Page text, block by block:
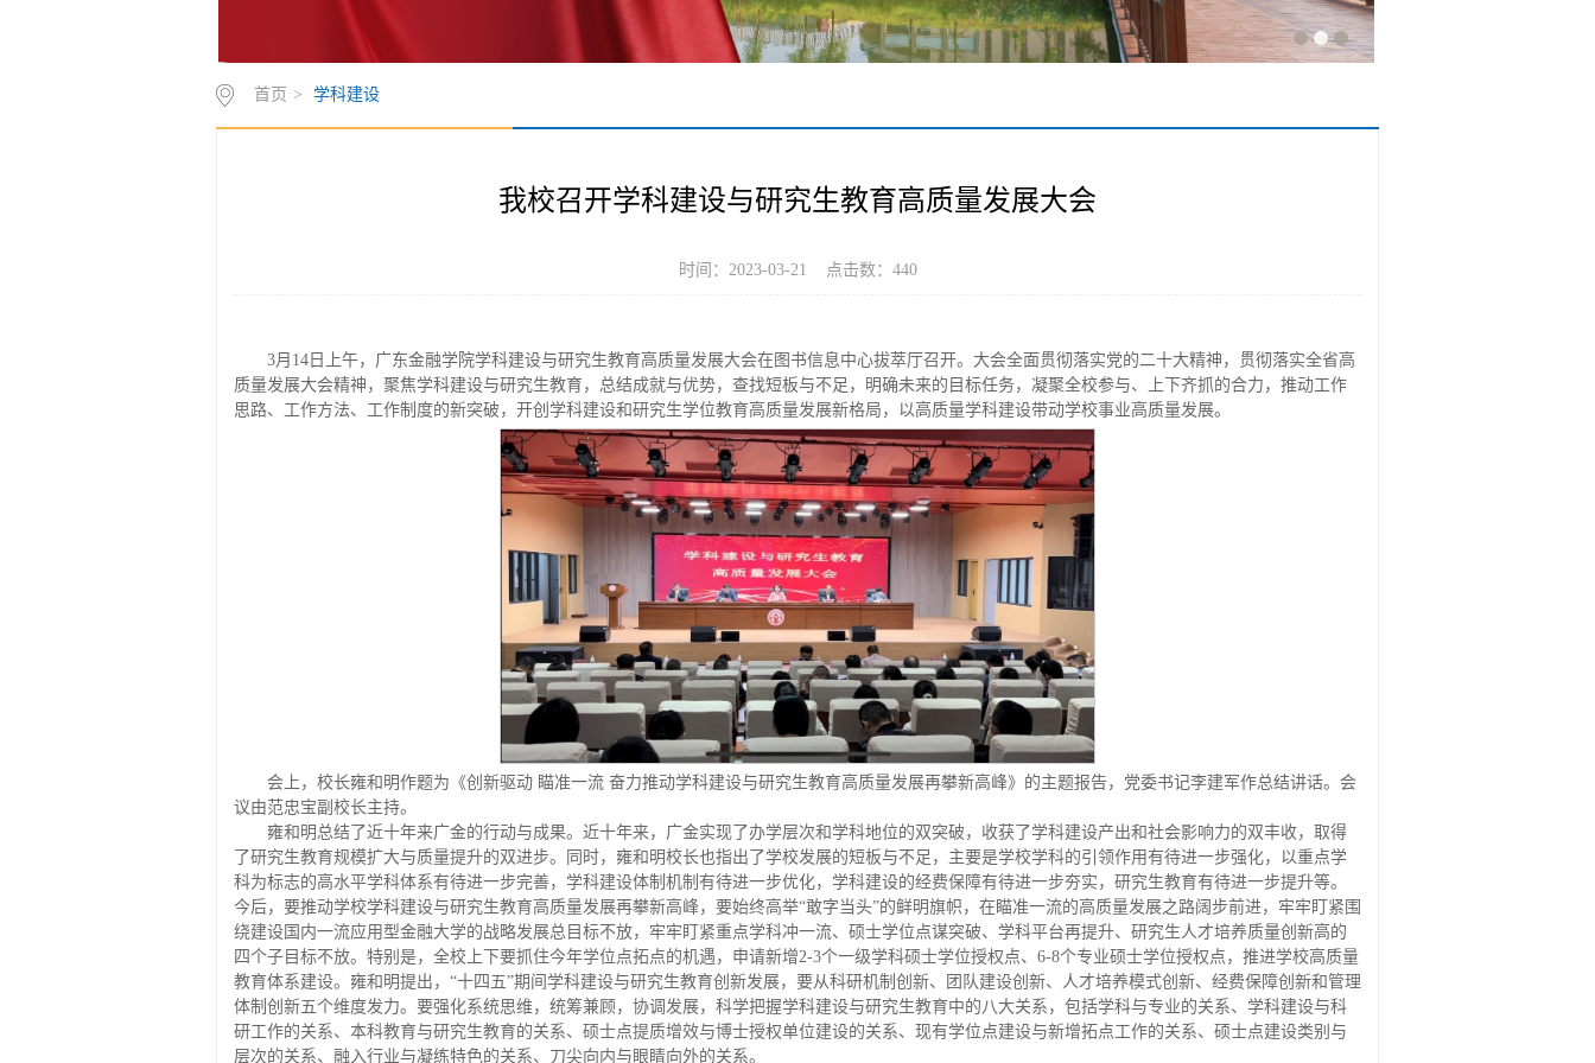
首页 > 学科建设
我校召开学科建设与研究生教育高质量发展大会
时间：2023-03-21 点击数： 440
3月14日上午，广东金融学院学科建设与研究生教育高质量发展大会在图书信息中心拔萃厅召开。大会全面贯彻落实党的二十大精神，贯彻落实全省高
质量发展大会精神，聚焦学科建设与研究生教育，总结成就与优势，查找短板与不足，明确未来的目标任务，凝聚全校参与、上下齐抓的合力，推动工作
思路、工作方法、工作制度的新突破，开创学科建设和研究生学位教育高质量发展新格局，以高质量学科建设带动学校事业高质量发展。
会上，校长雍和明作题为《创新驱动 瞄准一流 奋力推动学科建设与研究生教育高质量发展再攀新高峰》的主题报告，党委书记李建军作总结讲话。会
议由范忠宝副校长主持。
雍和明总结了近十年来广金的行动与成果。近十年来，广金实现了办学层次和学科地位的双突破，收获了学科建设产出和社会影响力的双丰收，取得
了研究生教育规模扩大与质量提升的双进步。同时，雍和明校长也指出了学校发展的短板与不足，主要是学校学科的引领作用有待进一步强化，以重点学
科为标志的高水平学科体系有待进一步完善，学科建设体制机制有待进一步优化，学科建设的经费保障有待进一步夯实，研究生教育有待进一步提升等。
今后，要推动学校学科建设与研究生教育高质量发展再攀新高峰，要始终高举“敢字当头”的鲜明旗帜，在瞄准一流的高质量发展之路阔步前进，牢牢盯紧围
绕建设国内一流应用型金融大学的战略发展总目标不放，牢牢盯紧重点学科冲一流、硕士学位点谋突破、学科平台再提升、研究生人才培养质量创新高的
四个子目标不放。特别是，全校上下要抓住今年学位点拓点的机遇，申请新增2-3个一级学科硕士学位授权点、6-8个专业硕士学位授权点，推进学校高质量
教育体系建设。雍和明提出，“十四五”期间学科建设与研究生教育创新发展，要从科研机制创新、团队建设创新、人才培养模式创新、经费保障创新和管理
体制创新五个维度发力。要强化系统思维，统筹兼顾，协调发展，科学把握学科建设与研究生教育中的八大关系，包括学科与专业的关系、学科建设与科
研工作的关系、本科教育与研究生教育的关系、硕士点提质增效与博士授权单位建设的关系、现有学位点建设与新增拓点工作的关系、硕士点建设类别与
层次的关系、融入行业与凝练特色的关系、刀尖向内与眼睛向外的关系。